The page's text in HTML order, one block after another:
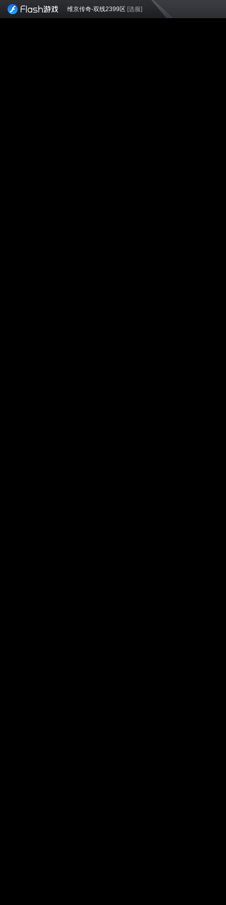
维京传奇-双线2399区 [选服]